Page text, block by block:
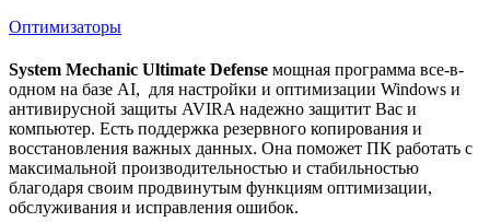
Оптимизаторы
System Mechanic Ultimate Defense мощная программа все-в-
одном на базе AI, для настройки и оптимизации Windows и
антивирусной защиты AVIRA надежно защитит Вас и
компьютер. Есть поддержка резервного копирования и
восстановления важных данных. Она поможет ПК работать с
максимальной производительностью и стабильностью
благодаря своим продвинутым функциям оптимизации,
обслуживания и исправления ошибок.